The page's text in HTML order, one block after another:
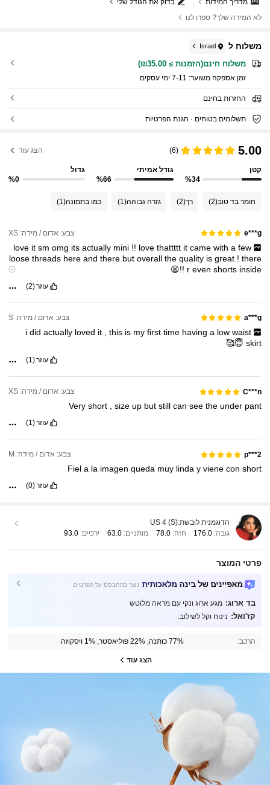
בדוק את הגודל שלי
מדריך המידות
לא המידה שלך? ספרו לנו
משלוח ל Israel
משלוח חינם(הזמנות ≥ ₪35.00)
זמן אספקה ​​משוער: 7-11 ימי עסקים
החזרות בחינם
תשלומים בטוחים · הגנת הפרטיות
5.00
(6) הצג עוד
קטן
%34
גודל אמיתי
%66
גדול
%0
חומר בד טוב(2) רך(2) גזרה גבוהה(1) כמו בתמונה(1)
e***g צבע: אדום / מידה: XS
love itsmomg itsactually mini !! lovethattttt itcamewithafew
loose threads here and there but overall the quality is great ! there
r even shorts inside
!!😫
עוזר(2)
a***g צבע: אדום / מידה: S
ididactually loved it ,this is myfirsttime havinga lowwaist
skirt
😇🥰
עוזר(1)
C***n צבע: אדום / מידה: XS
Very short , size up but still can see the under pant
עוזר(1)
p***2 צבע: אדום / מידה: M
Fiel a la imagen queda muy linda y viene con short
עוזר(0)
הדוגמנית לובשת:US 4 (S)
גובה: 176.0 חזה:78.0 מותניים: 63.0 ירכיים: 93.0
פרטי המוצר
מאפיינים של בינה מלאכותית נוצר בהתבסס על הפרטים
בד ארוג: מגע ארוג ונקי עם מראה מלוטש
קז'ואל: נינוח וקל לשילוב.
הרכב: 77% כותנה, 22% פוליאסטר, 1% ויסקוזה
הצג עוד
4.84 252K עוקבים